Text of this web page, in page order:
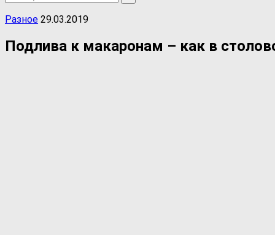
Разное 29.03.2019
Подлива к макаронам – как в